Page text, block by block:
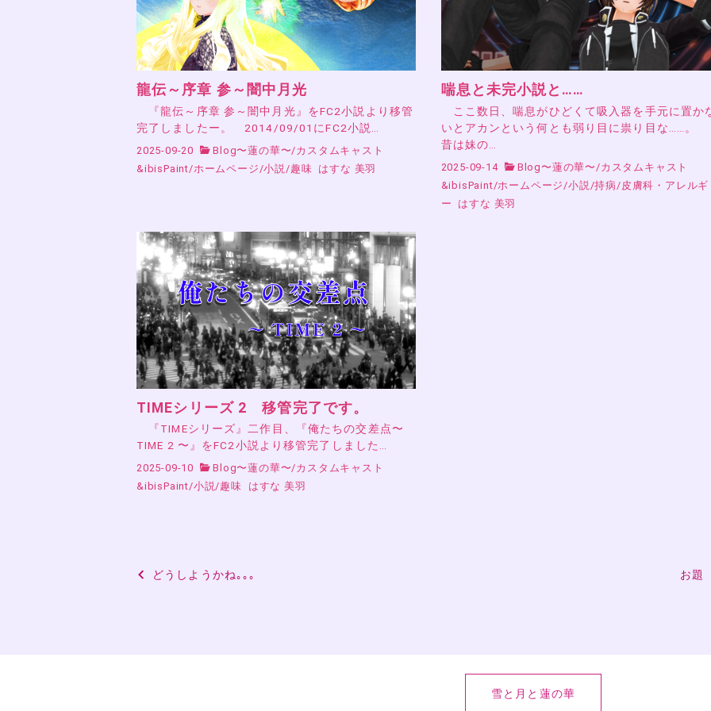
龍伝～序章 参～闇中月光
『龍伝～序章 参～闇中月光』をFC2小説より移管
完了しましたー。 2014/09/01にFC2小説…
2025-09-20 Blog〜蓮の華〜/カスタムキャスト
&ibisPaint/ホームページ/小説/趣味 はすな 美羽
喘息と未完小説と……
ここ数日、喘息がひどくて吸入器を手元に置か
いとアカンという何とも弱り目に祟り目な……。
昔は妹の…
2025-09-14 Blog〜蓮の華〜/カスタムキャスト
&ibisPaint/ホームページ/小説/持病/皮膚科・アレルギ
ー
はすな 美羽
TIMEシリーズ 2 移管完了です。
『TIMEシリーズ』二作目、『俺たちの交差点〜
TIME 2 〜』をFC2小説より移管完了しました…
2025-09-10 Blog〜蓮の華〜/カスタムキャスト
&ibisPaint/小説/趣味 はすな 美羽
投
どうしようかね｡｡｡ お題
雪と月と蓮の華